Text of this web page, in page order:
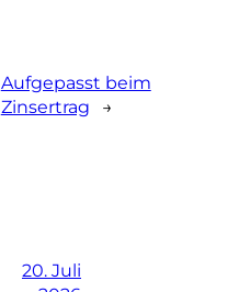
Aufgepasst beim
Zinsertrag
→
20. Juli